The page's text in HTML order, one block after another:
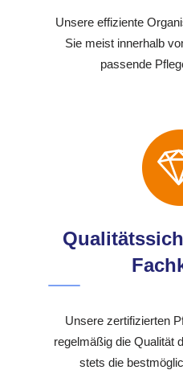
Unsere effiziente
Sie meist innerhalb
passende
Unsere zertifizierten
regelmäßig die Qualität
stets die